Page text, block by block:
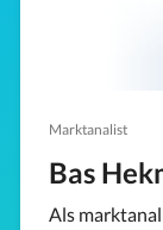
Marktanalist
Bas
Als